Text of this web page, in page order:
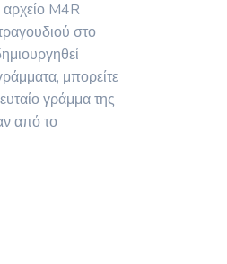
M4R
στο
μπορείτε
γράμμα της
από το